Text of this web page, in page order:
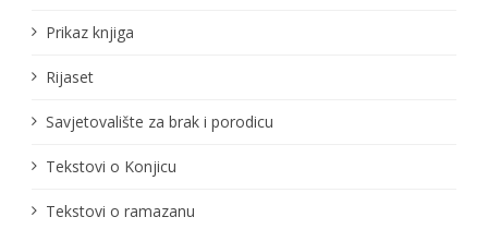
Prikaz knjiga
Rijaset
Savjetovalište za brak i porodicu
Tekstovi o Konjicu
Tekstovi o ramazanu